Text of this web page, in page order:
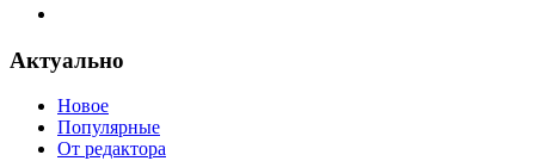
Актуально
Новое
Популярные
От редактора